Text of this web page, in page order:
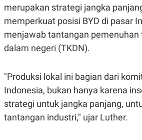
T
A
K
E
N
E
P
R
A
D
T
I
S
I
G
merupakan strategi jangka
memperkuat posisi BYD di pasar
menjawab tantangan pemenuhan
dalam negeri (TKDN).
"Produksi lokal ini bagian dari
Indonesia, bukan hanya karena
strategi untuk jangka panjang,
tantangan industri," ujar Luther.